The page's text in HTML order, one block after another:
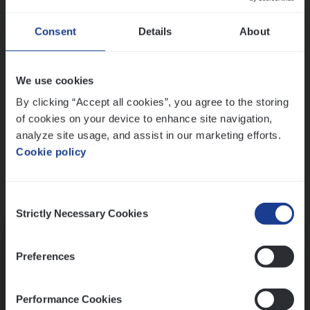
Consent Details About
We use cookies
By clicking “Accept all cookies”, you agree to the storing
of cookies on your device to enhance site navigation,
analyze site usage, and assist in our marketing efforts.
Cookie policy
Selection
Strictly Necessary Cookies
Preferences
Performance Cookies
Ons sollicitatieproces